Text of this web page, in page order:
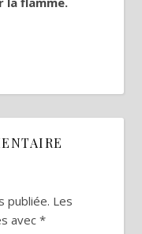
publiée. Les
avec *